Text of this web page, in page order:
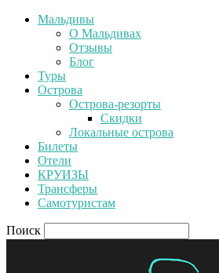
Мальдивы
О Мальдивах
Отзывы
Блог
Туры
Острова
Острова-резорты
Скидки
Локальные острова
Билеты
Отели
КРУИЗЫ
Трансферы
Самотуристам
Поиск